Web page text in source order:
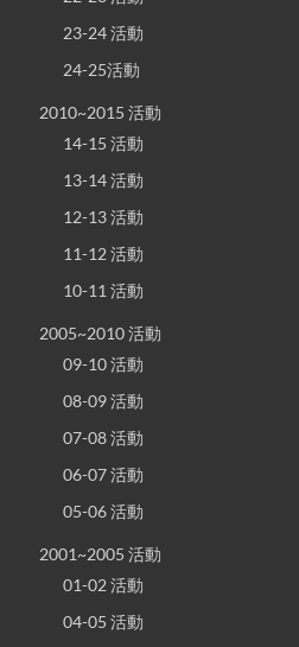
23-24 活動
24-25活動
2010~2015 活動
14-15 活動
13-14 活動
12-13 活動
11-12 活動
10-11 活動
2005~2010 活動
09-10 活動
08-09 活動
07-08 活動
06-07 活動
05-06 活動
2001~2005 活動
01-02 活動
04-05 活動